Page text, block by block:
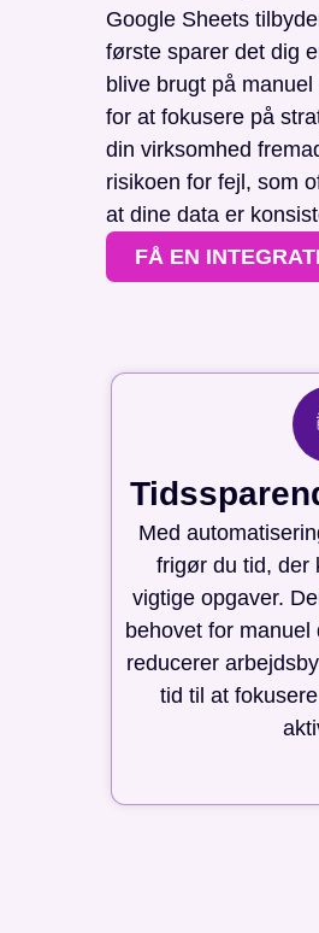
Google Sheets
første sparer det dig
blive brugt på
for at fokusere på
din virksomhed
risikoen for fejl, som
at dine data er
FÅ EN
Med
frigør du tid, der
vigtige opgaver.
behovet for
reducerer
tid til at